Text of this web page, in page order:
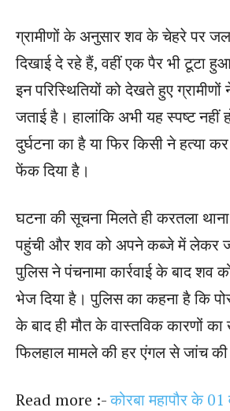
ग्रामीणों के अनुसार शव के चेहरे पर
दिखाई दे रहे हैं, वहीं एक पैर भी टूटा
इन परिस्थितियों को देखते हुए
जताई है। हालांकि अभी यह स्पष्ट नहीं
दुर्घटना का है या फिर किसी ने हत्या
फेंक दिया है।
घटना की सूचना मिलते ही करतला
पहुंची और शव को अपने कब्जे में लेकर
पुलिस ने पंचनामा कार्रवाई के बाद शव
भेज दिया है। पुलिस का कहना है कि
के बाद ही मौत के वास्तविक कारणों
फिलहाल मामले की हर एंगल से जांच की
Read more :-कोरबा महापौर के 01